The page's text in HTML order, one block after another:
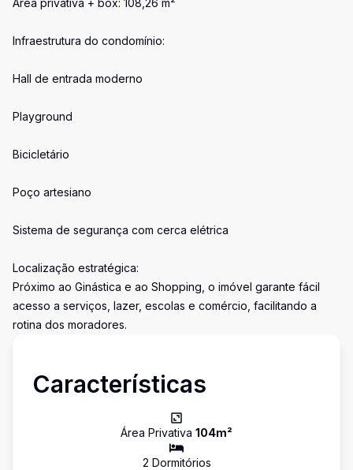
Área privativa + box: 108,26 m²
Infraestrutura do condomínio:
Hall de entrada moderno
Playground
Bicicletário
Poço artesiano
Sistema de segurança com cerca elétrica
Localização estratégica:
Próximo ao Ginástica e ao Shopping, o imóvel garante fácil
acesso a serviços, lazer, escolas e comércio, facilitando a
rotina dos moradores.
Características
Área Privativa 104m²
2 Dormitórios